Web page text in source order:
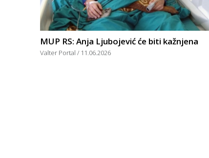
MUP RS: Anja Ljubojević će biti kažnjena
Valter Portal 11.06.2026